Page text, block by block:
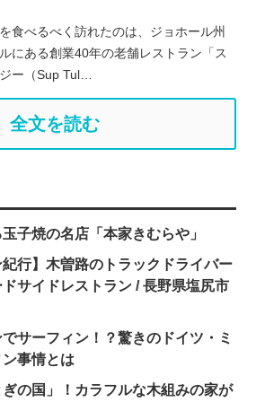
食べるべく訪れたのは、ジョホール州
にある創業40年の老舗レストラン「ス
ー（Sup Tul…
全文を読む
子焼の名店「本家きむらや」
紀行】木曽路のトラックドライバー
サイドレストラン / 長野県塩尻市
サーフィン！？驚きのドイツ・ミ
事情とは
の国」！カラフルな木組みの家が